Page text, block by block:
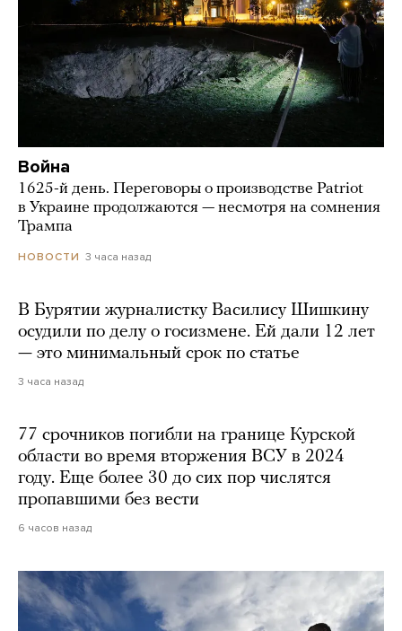
Война
1625-й день. Переговоры о производстве Patriot
в Украине продолжаются — несмотря на сомнения
Трампа
НОВОСТИ 3 часа назад
В Бурятии журналистку Василису Шишкину
осудили по делу о госизмене. Ей дали 12 лет
— это минимальный срок по статье
3 часа назад
77 срочников погибли на границе Курской
области во время вторжения ВСУ в 2024
году. Еще более 30 до сих пор числятся
пропавшими без вести
6 часов назад